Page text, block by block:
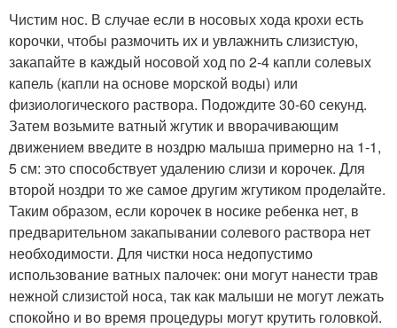
Чистим нос. В случае если в носовых хода крохи есть
корочки, чтобы размочить их и увлажнить слизистую,
закапайте в каждый носовой ход по 2-4 капли солевых
капель (капли на основе морской воды) или
физиологического раствора. Подождите 30-60 секунд.
Затем возьмите ватный жгутик и вворачивающим
движением введите в ноздрю малыша примерно на 1-1,
5 см: это способствует удалению слизи и корочек. Для
второй ноздри то же самое другим жгутиком проделайте.
Таким образом, если корочек в носике ребенка нет, в
предварительном закапывании солевого раствора нет
необходимости. Для чистки носа недопустимо
использование ватных палочек: они могут нанести трав
нежной слизистой носа, так как малыши не могут лежать
спокойно и во время процедуры могут крутить головкой.